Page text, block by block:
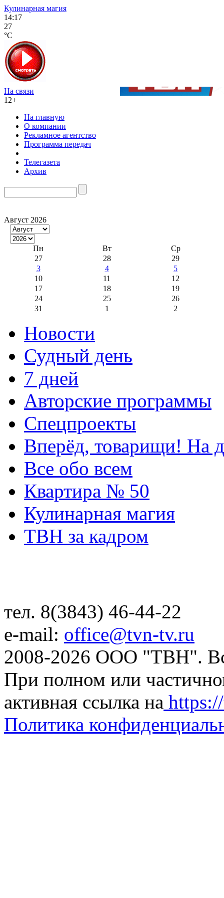
Кулинарная магия
14:17
27
°C
На связи
12+
На главную
О компании
Рекламное агентство
Программа передач
Телегазета
Архив
Август 2026
Пн Вт
Ср
27
28
29
3
4
5
10
11
12
17
18
19
24
25
26
31
1 2
Новости
Судный день
7 дней
Авторские программы
Спецпроекты
Вперёд, товарищи! На
Все обо всем
Квартира № 50
Кулинарная магия
ТВН за кадром
тел. 8(3843) 46-44-22
e-mail: office@tvn-tv.ru
2008-2026 ООО "ТВН".
При полном или
активная ссылка на
Политика